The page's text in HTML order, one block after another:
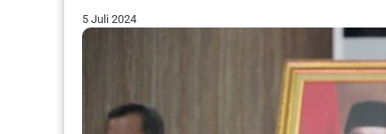
5 Juli 2024